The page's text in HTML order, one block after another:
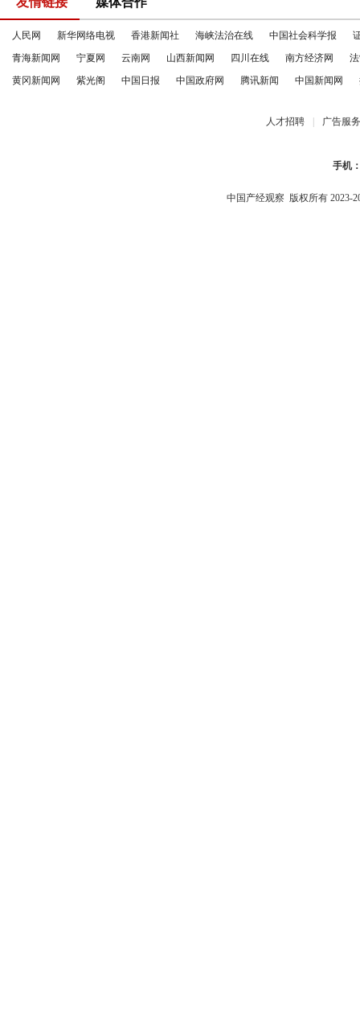
人民网 新华网络电视 香港新闻社 海峡法治在线 中国社会科学报
青海新闻网
宁夏网 云南网 山西新闻网 四川在线 南方经济网
黄冈新闻网
紫光阁 中国日报 中国政府网 腾讯新闻 中国新闻网
人才招聘 广告服务
手机
中国产经观察 版权所有 2023-